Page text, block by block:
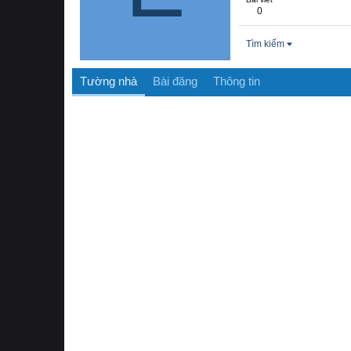
0
Tìm kiếm
Tường nhà Bài đăng Thông tin